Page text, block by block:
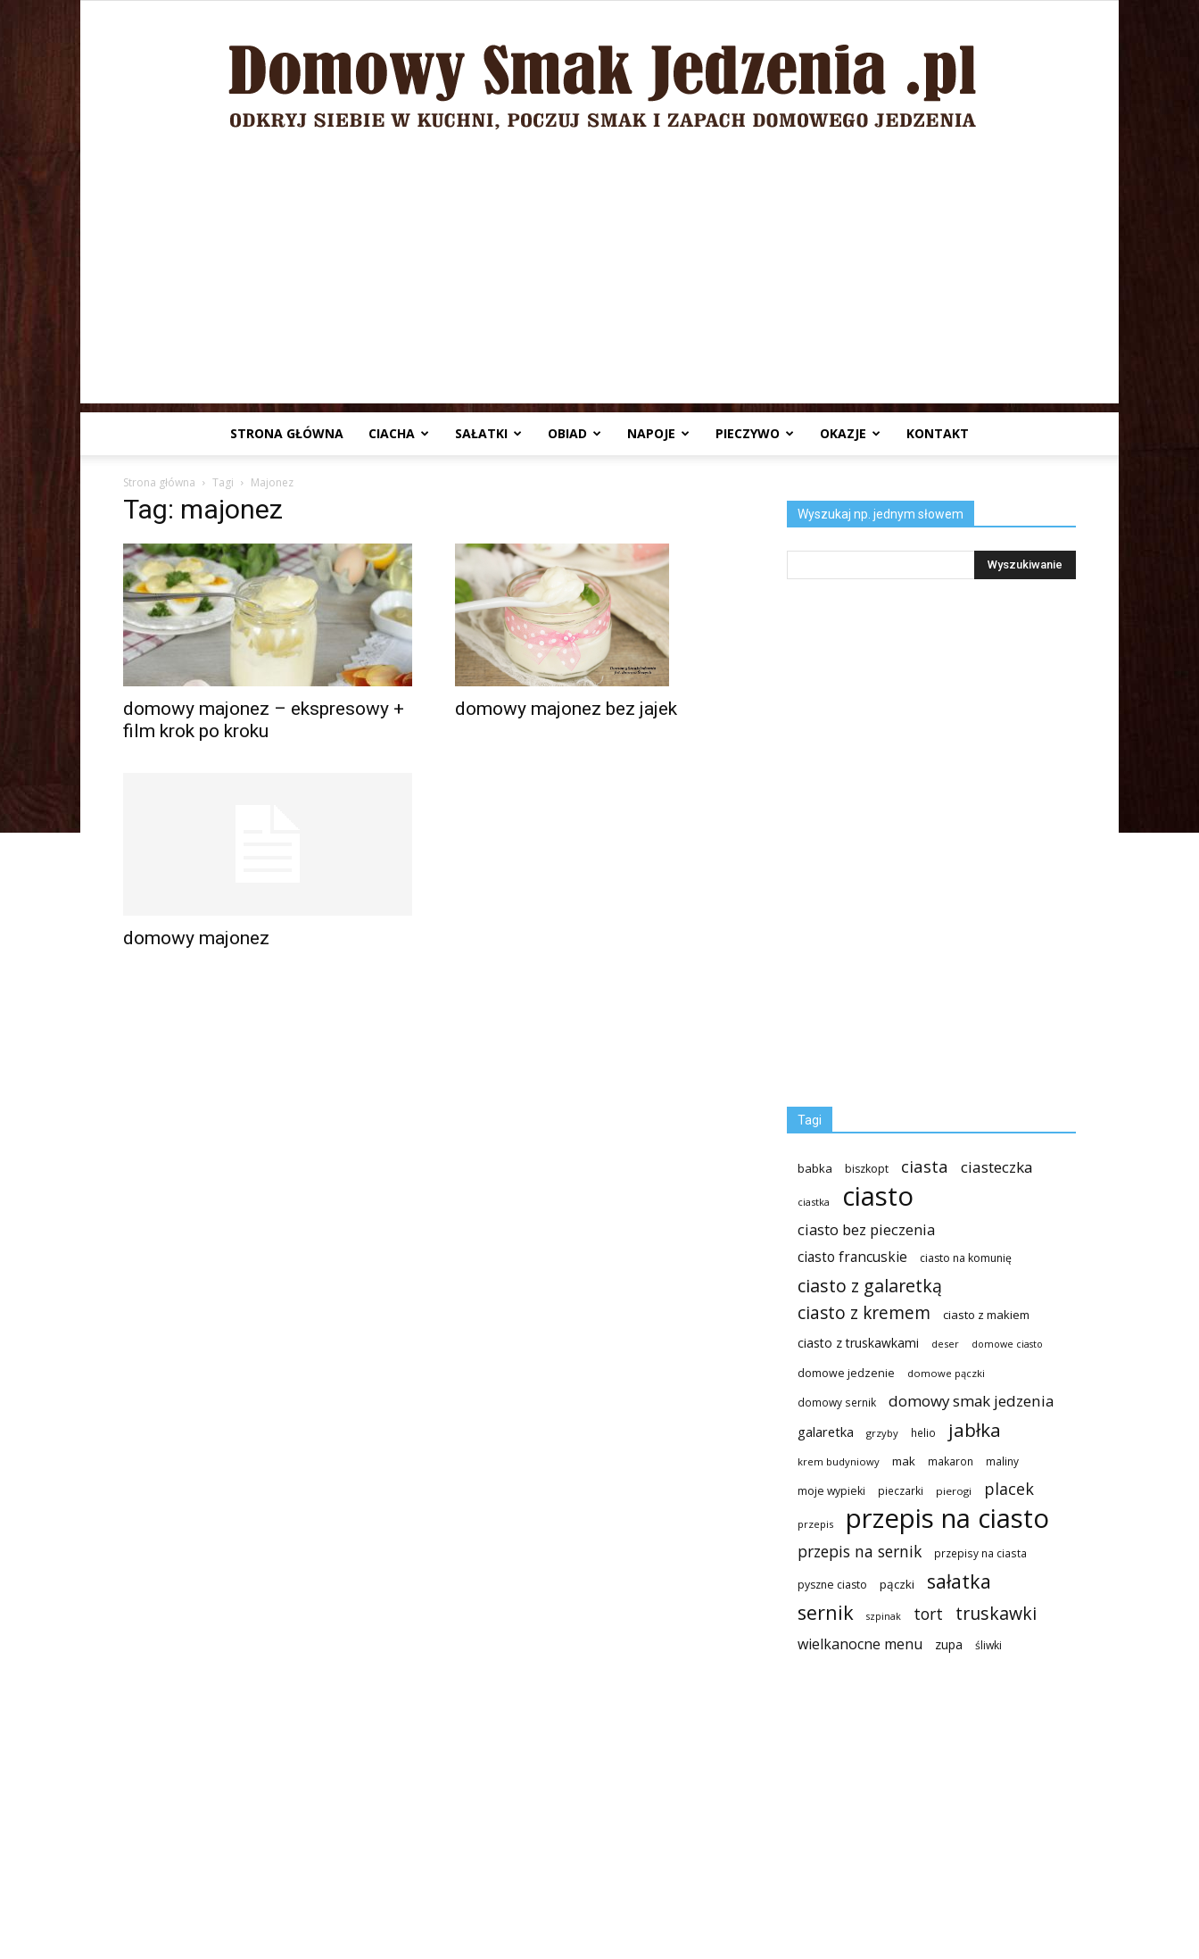
Jedzenia
.pl
STRONA GŁÓWNA CIACHA SAŁATKI OBIAD NAPOJE PIECZYWO OKAZJE KONTAKT
Strona główna Tagi Majonez
Tag: majonez
domowy majonez – ekspresowy +
film krok po kroku
domowy majonez bez jajek
domowy majonez
Wyszukaj np. jednym słowem
Tagi
babka biszkopt ciasta ciasteczka
ciastka ciasto
ciasto bez pieczenia
ciasto francuskie ciasto na komunię
ciasto z galaretką
ciasto z kremem ciasto z makiem
ciasto z truskawkami deser domowe ciasto
domowe jedzenie domowe pączki
domowy sernik domowy smak jedzenia
galaretka grzyby helio jabłka
krem budyniowy mak makaron maliny
moje wypieki pieczarki pierogi placek
przepis przepis na ciasto
przepis na sernik przepisy na ciasta
pyszne ciasto pączki
sałatka
sernik
szpinak tort truskawki
wielkanocne menu zupa śliwki